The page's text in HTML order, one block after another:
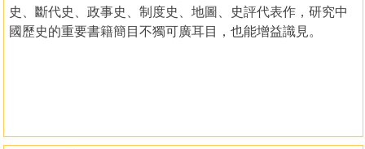
史、斷代史、政事史、制度史、地圖、史評代表作，研究中
國歷史的重要書籍簡目不獨可廣耳目，也能增益識見。